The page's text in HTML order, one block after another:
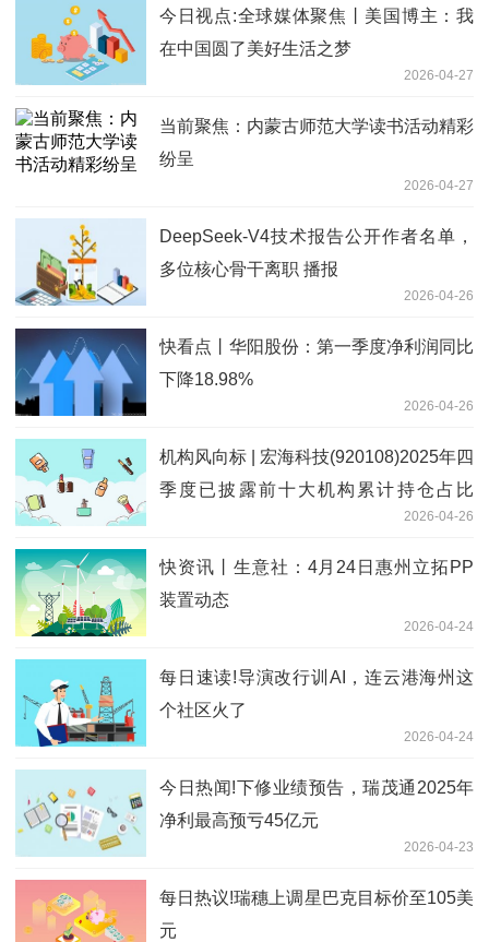
今日视点:全球媒体聚焦丨美国博主：我
在中国圆了美好生活之梦
2026-04-27
当前聚焦：内蒙古师范大学读书活动精彩
纷呈
2026-04-27
DeepSeek-V4技术报告公开作者名单，
多位核心骨干离职 播报
2026-04-26
快看点丨华阳股份：第一季度净利润同比
下降18.98%
2026-04-26
机构风向标 | 宏海科技(920108)2025年四
季度已披露前十大机构累计持仓占比
2026-04-26
快资讯丨生意社：4月24日惠州立拓PP
装置动态
2026-04-24
每日速读!导演改行训AI，连云港海州这
个社区火了
2026-04-24
今日热闻!下修业绩预告，瑞茂通2025年
净利最高预亏45亿元
2026-04-23
每日热议!瑞穗上调星巴克目标价至105美
元